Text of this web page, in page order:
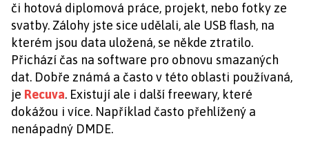
či hotová diplomová práce, projekt, nebo fotky ze
svatby. Zálohy jste sice udělali, ale USB flash, na
kterém jsou data uložená, se někde ztratilo.
Přichází čas na software pro obnovu smazaných
dat. Dobře známá a často v této oblasti používaná,
je Recuva. Existují ale i další freewary, které
dokážou i více. Například často přehlížený a
nenápadný DMDE.